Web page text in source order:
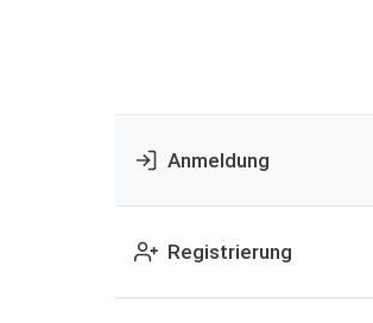
Anmeldung
Registrierung